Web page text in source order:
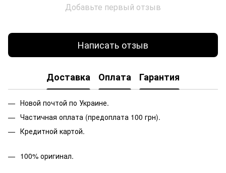
Добавьте первый отзыв
Написать отзыв
Доставка Оплата Гарантия
Новой почтой по Украине.
Частичная оплата (предоплата 100 грн).
Кредитной картой.
100% оригинал.